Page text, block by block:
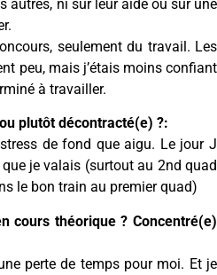
autres, ni sur leur aide ou sur une
seulement du travail. Les
peu, mais j’étais moins confiant
à travailler.
plutôt décontracté(e) ?:
de fond que aigu. Le jour J
je valais (surtout au 2nd quad
le bon train au premier quad)
cours théorique ? Concentré(e)
perte de temps pour moi. Et je